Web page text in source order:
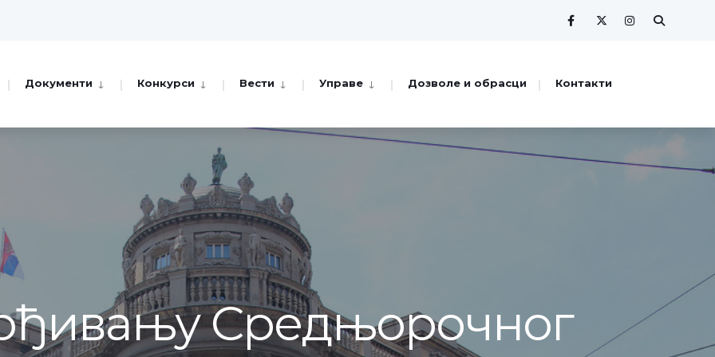
Документи Конкурси Вести Управе Дозволе и обрасци Контакти
Средњорочног